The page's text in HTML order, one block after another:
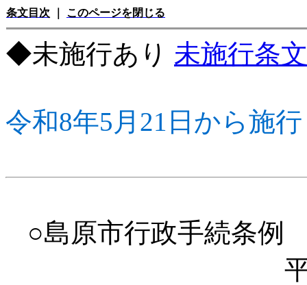
条文目次 このページを閉じる
◆未施行あり 未施行条
令和8年5月21日から施行
○島原市行政手続条例